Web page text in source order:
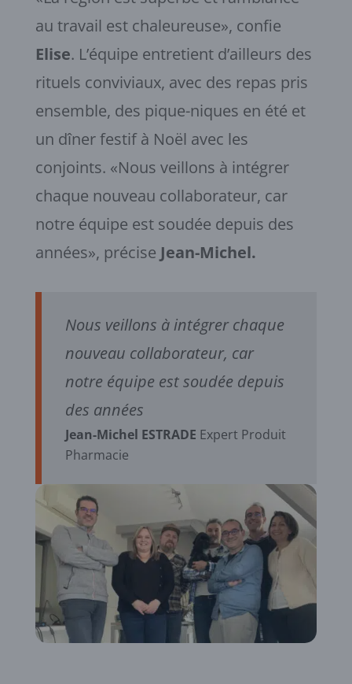
au travail est chaleureuse», confie
Elise. L’équipe entretient d’ailleurs des
rituels conviviaux, avec des repas pris
ensemble, des pique-niques en été et
un dîner festif à Noël avec les
conjoints. «Nous veillons à intégrer
chaque nouveau collaborateur, car
notre équipe est soudée depuis des
années», précise Jean-Michel.
Nous veillons à intégrer chaque
nouveau collaborateur, car
notre équipe est soudée depuis
des années
Jean-Michel ESTRADE Expert Produit
Pharmacie